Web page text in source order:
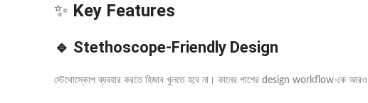
✨ Key Features
🔹 Stethoscope-Friendly Design
স্টেথোস্কোপ ব্যবহার করতে হিজাব খুলতে হবে না। কানের পাশের design workflow-কে